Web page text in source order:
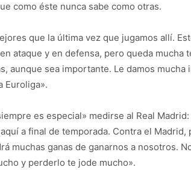
como éste nunca sabe como otras.
que la última vez que jugamos allí.
ataque y en defensa, pero queda mucha
aunque sea importante. Le damos mucha
Euroliga».
es especial» medirse al Real Madrid:
a final de temporada. Contra el Madrid,
muchas ganas de ganarnos a nosotros.
y perderlo te jode mucho».